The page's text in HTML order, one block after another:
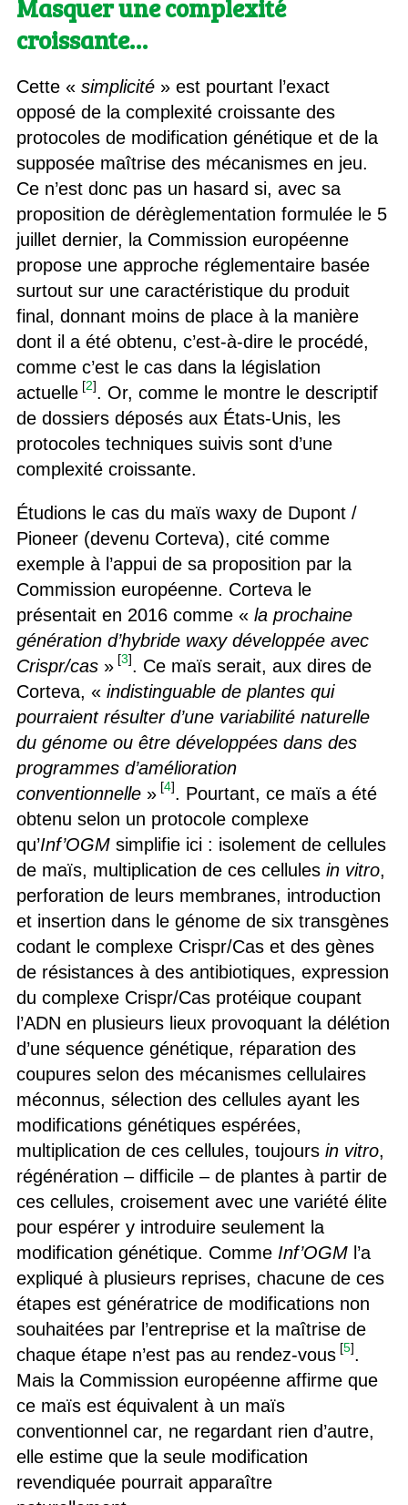
Masquer une complexité
croissante…
Cette « simplicité» est pourtant l’exact
opposé de la complexité croissante des
protocoles de modification génétique et de la
supposée maîtrise des mécanismes en jeu.
Ce n’est donc pas un hasard si, avec sa
proposition de dérèglementation formulée le 5
juillet dernier, la Commission européenne
propose une approche réglementaire basée
surtout sur une caractéristique du produit
final, donnant moins de place à la manière
dont il a été obtenu, c’est-à-dire le procédé,
comme c’est le cas dans la législation
actuelle [2]. Or, comme le montre le descriptif
de dossiers déposés aux États-Unis, les
protocoles techniques suivis sont d’une
complexité croissante.
Étudions le cas du maïs waxy de Dupont /
Pioneer (devenu Corteva), cité comme
exemple à l’appui de sa proposition par la
Commission européenne. Corteva le
présentait en 2016 comme « la prochaine
génération d’hybride waxy développée avec
Crispr/cas» [3]. Ce maïs serait, aux dires de
Corteva, « indistinguable de plantes qui
pourraient résulter d’une variabilité naturelle
du génome ou être développées dans des
programmes d’amélioration
conventionnelle» [4]. Pourtant, ce maïs a été
obtenu selon un protocole complexe
qu’Inf’OGMsimplifie ici : isolement de cellules
de maïs, multiplication de ces cellules in vitro,
perforation de leurs membranes, introduction
et insertion dans le génome de six transgènes
codant le complexe Crispr/Cas et des gènes
de résistances à des antibiotiques, expression
du complexe Crispr/Cas protéique coupant
l’ADN en plusieurs lieux provoquant la délétion
d’une séquence génétique, réparation des
coupures selon des mécanismes cellulaires
méconnus, sélection des cellules ayant les
modifications génétiques espérées,
multiplication de ces cellules, toujours in vitro,
régénération – difficile – de plantes à partir de
ces cellules, croisement avec une variété élite
pour espérer y introduire seulement la
modification génétique. Comme Inf’OGMl’a
expliqué à plusieurs reprises, chacune de ces
étapes est génératrice de modifications non
souhaitées par l’entreprise et la maîtrise de
chaque étape n’est pas au rendez-vous [5].
Mais la Commission européenne affirme que
ce maïs est équivalent à un maïs
conventionnel car, ne regardant rien d’autre,
elle estime que la seule modification
revendiquée pourrait apparaître